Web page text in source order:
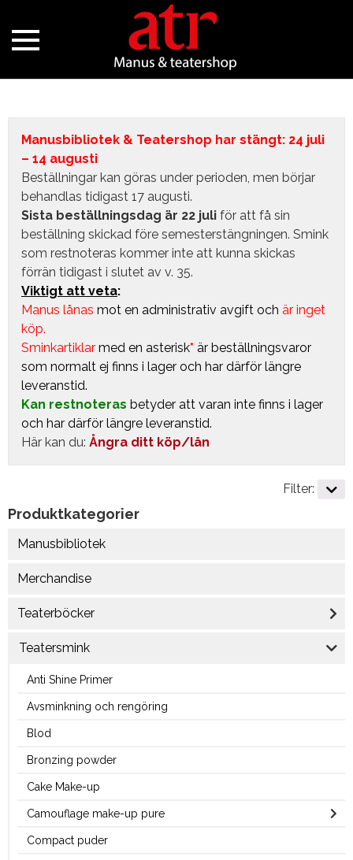
Manusbibliotek & Teatershop har stängt: 24 juli
– 14 augusti
Beställningar kan göras under perioden, men börjar
behandlas tidigast 17 augusti.
Sista beställningsdag är 22 juli för att få sin
beställning skickad före semesterstängningen. Smink
som restnoteras kommer inte att kunna skickas
förrän tidigast i slutet av v. 35.
Viktigt att veta:
Manus lånas mot en administrativ avgift och är inget
köp.
Sminkartiklar med en asterisk* är beställningsvaror
som normalt ej finns i lager och har därför längre
leveranstid.
Kan restnoteras betyder att varan inte finns i lager
och har därför längre leveranstid.
Här kan du: Ångra ditt köp/lån
Produktkategorier
Manusbibliotek
Merchandise
Teaterböcker
Teatersmink
Anti Shine Primer
Avsminkning och rengöring
Blod
Bronzing powder
Cake Make-up
Camouflage make-up pure
Compact puder
Filter: